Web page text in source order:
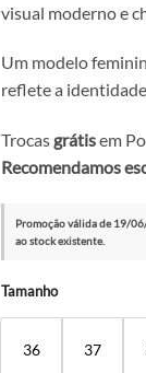
visual moderno e
Um modelo
reflete a
Trocas grátisem
Recomendamos
Promoção válida de 19/
ao stock existente.
Tamanho
36 37
Alternative: